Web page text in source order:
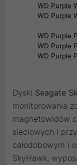
WD Purple
WD Purple
WD Purple
WD Purple
WD Purple
Dyski Seagate
monitorowania
magnetowidów
sieciowych i
całodobowym i
SkyHawk,